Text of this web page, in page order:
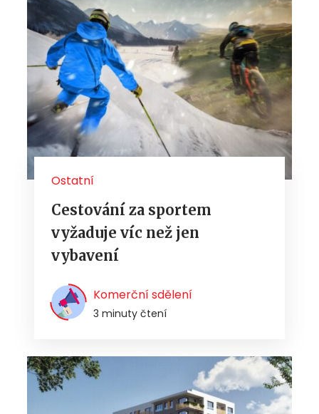
Ostatní
Cestování za sportem
vyžaduje víc než jen
vybavení
Komerční sdělení
3 minuty čtení